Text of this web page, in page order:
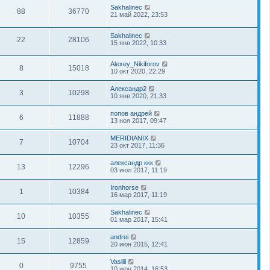
88 36770
Sakhalinec
21 май 2022, 23:53
22 28106
Sakhalinec
15 янв 2022, 10:33
8 15018
Alexey_Nikiforov
10 окт 2020, 22:29
3 10298
Александр2
10 янв 2020, 21:33
6 11888
попов андрей
13 ноя 2017, 09:47
7 10704
MERIDIANIX
23 окт 2017, 11:36
13 12296
александр ккк
03 июл 2017, 11:19
1 10384
Ironhorse
16 мар 2017, 11:19
10 10355
Sakhalinec
01 мар 2017, 15:41
15 12859
andrei
20 июн 2015, 12:41
0 9755
Vasilii